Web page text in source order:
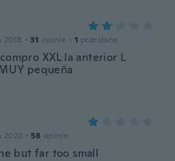
2018 · 31 opinie · 1 przesłane
XXL la anterior L
pequeña
2020 · 58 opinie
but far too small